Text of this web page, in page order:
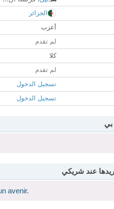
الجزائر
أعزب
لم تقدم
كلا
لم تقدم
تسجيل الدخول
تسجيل الدخول
عند شريكي
avenir.